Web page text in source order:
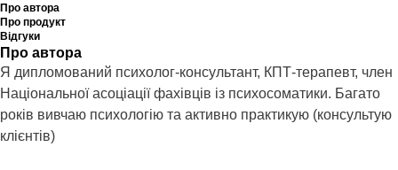
Про автора
Про продукт
Відгуки
Про автора
Я дипломований психолог-консультант, КПТ-терапевт, член
Національної асоціації фахівців із психосоматики. Багато
років вивчаю психологію та активно практикую (консультую
клієнтів)